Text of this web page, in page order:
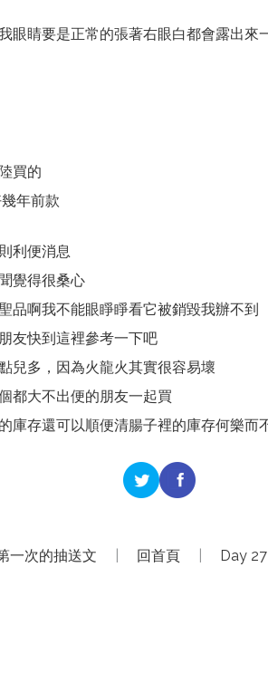
眼睛要是正常的張著右眼白都會露出來
買的
年前款
利便消息
覺得很桑心
品啊我不能眼睜睜看它被銷毀我辦不到
友快到這裡參考一下吧
兒多，因為火龍火其實很容易壞
都大不出便的朋友一起買
庫存還可以順便清腸子裡的庫存何樂而
一次的抽送文 回首頁 Day